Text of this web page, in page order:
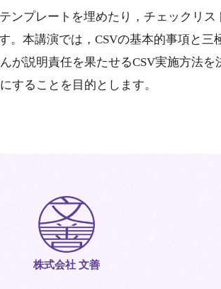
ンプレートを埋めたり，チェックリス
。本講演では，CSVの基本的事項と三
が説明責任を果たせるCSV実施方法を
することを目的とします。
株式会社 文善